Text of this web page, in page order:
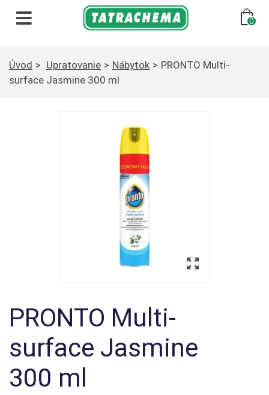
0
Úvod > Upratovanie > Nábytok > PRONTO Multi-
surface Jasmine 300 ml
PRONTO Multi-
surface Jasmine
300 ml